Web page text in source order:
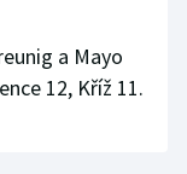
a Mayo
12, Kříž 11.